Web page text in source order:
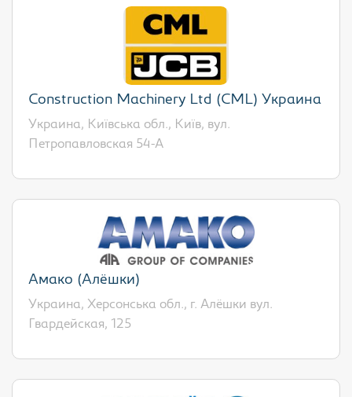
Construction Machinery Ltd (CML) Украина
Украина, Київська обл., Київ, вул.
Петропавловская 54-А
Амако (Алёшки)
Украина, Херсонська обл., г. Алёшки вул.
Гвардейская, 125